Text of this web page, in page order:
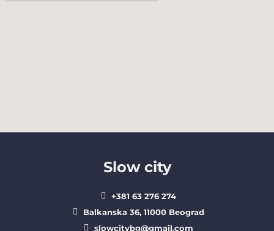
Slow city
+381 63 276 274​
Balkanska 36, 11000 Beograd​
slowcitybg@gmail.com